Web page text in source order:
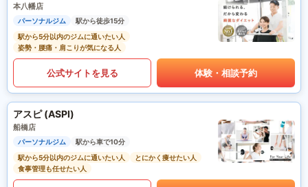
本八幡店
パーソナルジム
駅から徒歩15分
駅から5分以内のジムに通いたい人
姿勢・腰痛・肩こりが気になる人
公式サイトを見る 体験・相談予約
アスピ (ASPI)
船橋店
パーソナルジム
駅から車で10分
駅から5分以内のジムに通いたい人
とにかく痩せたい人
食事管理も任せたい人